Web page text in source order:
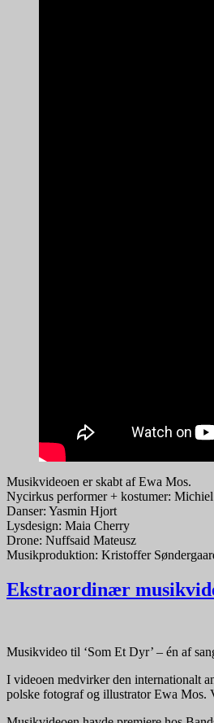
Musikvideoen er skabt af Ewa Mos.
Nycirkus performer + kostumer:
Danser: Yasmin Hjort
Lysdesign: Maia Cherry
Drone: Nuffsaid Mateusz
Musikproduktion: Kristoffer
Ekstraordinær
Musikvideo til ‘Som Et Dyr’ – én af
I videoen medvirker den internationalt
polske fotograf og illustrator Ewa Mos.